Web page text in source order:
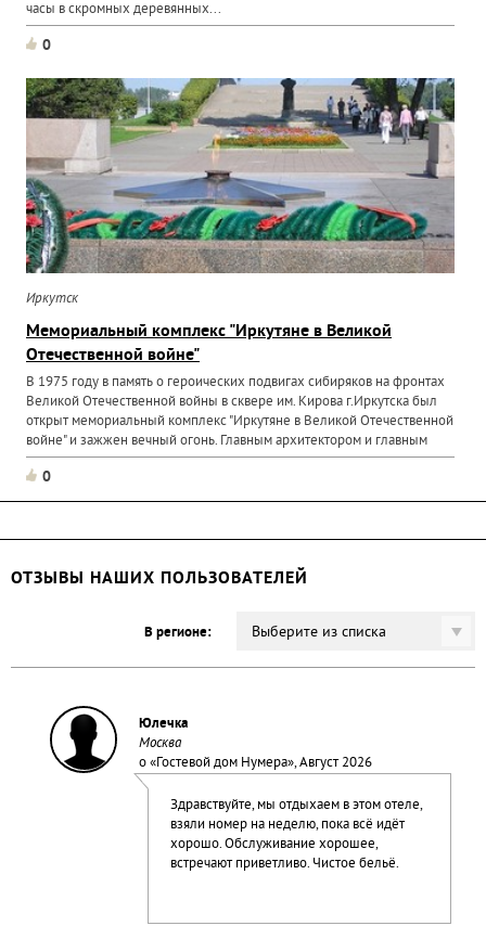
часы в скромных деревянных...
0
Иркутск
Мемориальный комплекс "Иркутяне в Великой
Отечественной войне"
В 1975 году в память о героических подвигах сибиряков на фронтах
Великой Отечественной войны в сквере им. Кирова г.Иркутска был
открыт мемориальный комплекс "Иркутяне в Великой Отечественной
войне" и зажжен вечный огонь. Главным архитектором и главным
художником мемориального...
0
ОТЗЫВЫ НАШИХ ПОЛЬЗОВАТЕЛЕЙ
В регионе: Выберите из списка
Юлечка
Москва
о «Гостевой дом Нумера», Август 2026
Здравствуйте, мы отдыхаем в этом отеле,
взяли номер на неделю, пока всё идёт
хорошо. Обслуживание хорошее,
встречают приветливо. Чистое бельё.